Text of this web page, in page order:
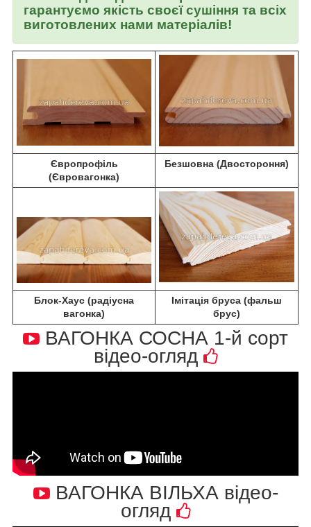
гарантуємо якість своєї сушіння та всіх
виготовлених нами матеріалів!
Європрофіль
(Євровагонка)
Безшовна (Двостороння)
Блок-Хаус (радіусна
вагонка)
Імітація бруса (фальш
брус)
ВАГОНКА СОСНА 1-й сорт
відео-огляд
ВАГОНКА ВІЛЬХА відео-
огляд